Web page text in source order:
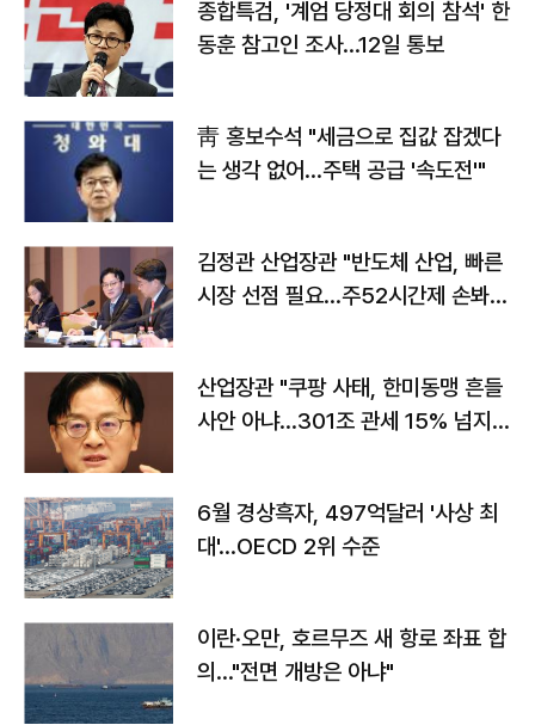
종합특검, '계엄 당정대 회의 참석' 한
동훈 참고인 조사...12일 통보
靑 홍보수석 "세금으로 집값 잡겠다
는 생각 없어…주택 공급 '속도전'"
김정관 산업장관 "반도체 산업, 빠른
시장 선점 필요…주52시간제 손봐
산업장관 "쿠팡 사태, 한미동맹 흔들
사안 아냐…301조 관세 15% 넘지
6월 경상흑자, 497억달러 '사상 최
대'…OECD 2위 수준
이란·오만, 호르무즈 새 항로 좌표 합
의…"전면 개방은 아냐"